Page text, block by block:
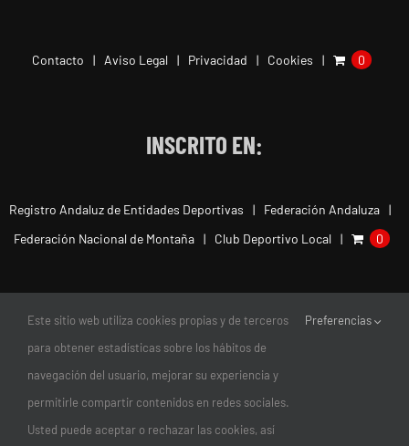
Contacto Aviso Legal Privacidad Cookies 0
INSCRITO EN:
Registro Andaluz de Entidades Deportivas
Federación Andaluza
Federación Nacional de Montaña
Club Deportivo Local 0
Este sitio web utiliza cookies propias y de terceros
para obtener estadísticas sobre los hábitos de
navegación del usuario, mejorar su experiencia y
permitirle compartir contenidos en redes sociales.
Usted puede aceptar o rechazar las cookies, así
Preferencias